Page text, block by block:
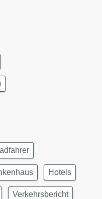
Hotels
Verkehrsbericht